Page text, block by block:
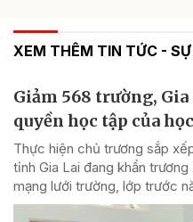
XEM THÊM TIN TỨC - SỰ
Giảm 568 trường,
quyền học tập của
Thực hiện chủ trương sắp
tỉnh Gia Lai đang khẩn
mạng lưới trường, lớp trước